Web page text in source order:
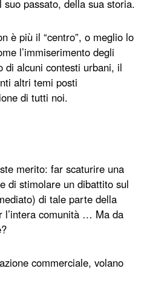
passato, della sua storia.
è più il “centro”, o meglio lo
l’immiserimento degli
di alcuni contesti urbani, il
altri temi posti
di tutti noi.
merito: far scaturire una
di stimolare un dibattito sul
di tale parte della
l’intera comunità … Ma da
commerciale, volano